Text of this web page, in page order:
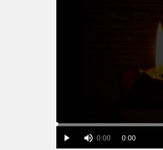
Loaded:
Progress:
Play
Duration
0:00 Current
0:00